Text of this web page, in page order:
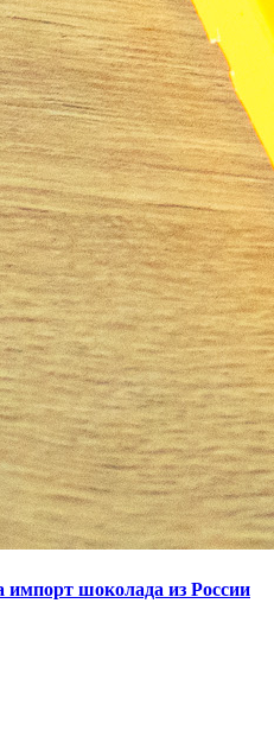
импорт шоколада из России